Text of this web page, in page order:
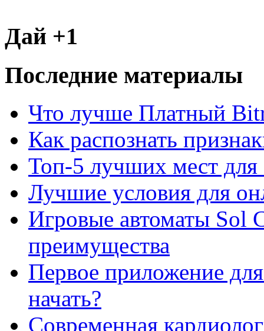
Дай +1
Последние материалы
Что лучше Платный
Как распознать
Топ-5 лучших мест для
Лучшие условия для
Игровые автоматы Sol
преимущества
Первое приложение
начать?
Современная